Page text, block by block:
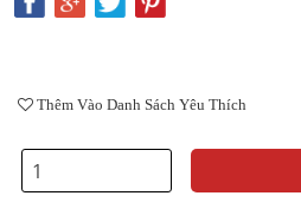
Thêm Vào Danh Sách Yêu Thích